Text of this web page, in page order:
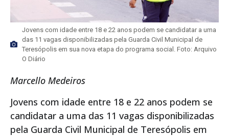
Jovens com idade entre 18 e 22 anos podem se candidatar a uma
das 11 vagas disponibilizadas pela Guarda Civil Municipal de
Teresópolis em sua nova etapa do programa social. Foto: Arquivo
O Diário
Marcello Medeiros
Jovens com idade entre 18 e 22 anos podem se
candidatar a uma das 11 vagas disponibilizadas
pela Guarda Civil Municipal de Teresópolis em